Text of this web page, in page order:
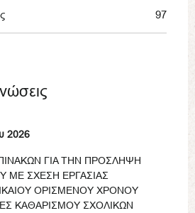
97
2026
ΓΙΑ ΤΗΝ ΠΡΟΣΛΗΨΗ
ΜΕ ΣΧΕΣΗ ΕΡΓΑΣΙΑΣ
ΟΡΙΣΜΕΝΟΥ ΧΡΟΝΟΥ
ΚΑΘΑΡΙΣΜΟΥ ΣΧΟΛΙΚΩΝ